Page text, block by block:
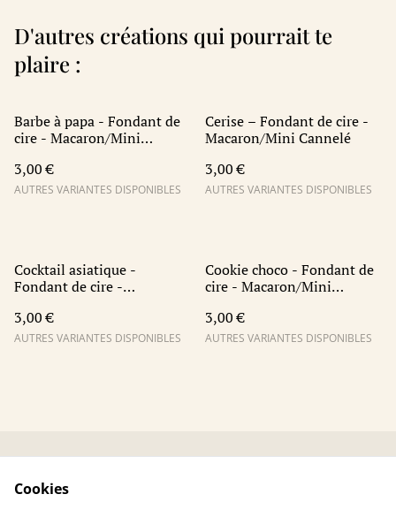
D'autres créations qui pourrait te
plaire :
Barbe à papa - Fondant de
cire - Macaron/Mini
3,00 €
AUTRES VARIANTES DISPONIBLES
Cerise – Fondant de cire -
Macaron/Mini Cannelé
3,00 €
AUTRES VARIANTES DISPONIBLES
Cocktail asiatique -
Fondant de cire -
3,00 €
AUTRES VARIANTES DISPONIBLES
Cookie choco - Fondant de
cire - Macaron/Mini
3,00 €
AUTRES VARIANTES DISPONIBLES
Conditions légales
Cookies